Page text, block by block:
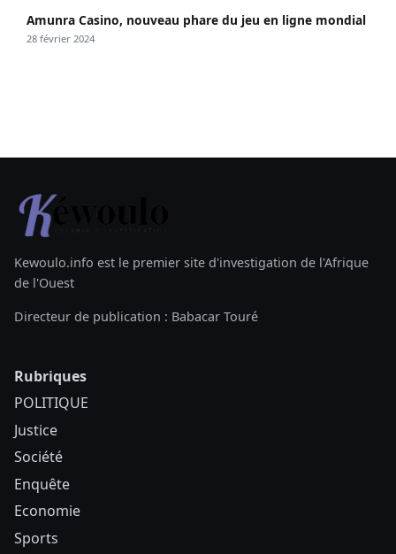
Amunra Casino, nouveau phare du jeu en ligne mondial
28 février 2024
Kewoulo.info est le premier site d'investigation de l'Afrique
de l'Ouest
Directeur de publication : Babacar Touré
Rubriques
POLITIQUE
Justice
Société
Enquête
Economie
Sports